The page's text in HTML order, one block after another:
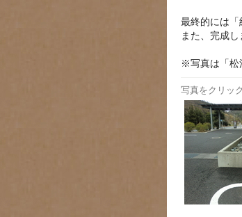
最終的には「
また、完成
※写真は「松
写真をクリッ